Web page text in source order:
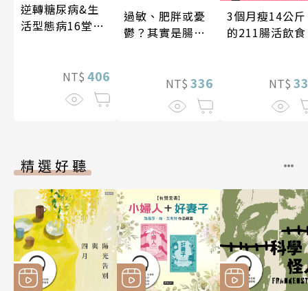
逆轉糖尿病&生
活型態病16堂健
NT$ 406
過敏、肥胖或憂
鬱？其實是腸道
NT$ 336
3個月瘦14公斤
的211腸活飲食
NT$
精選好聽